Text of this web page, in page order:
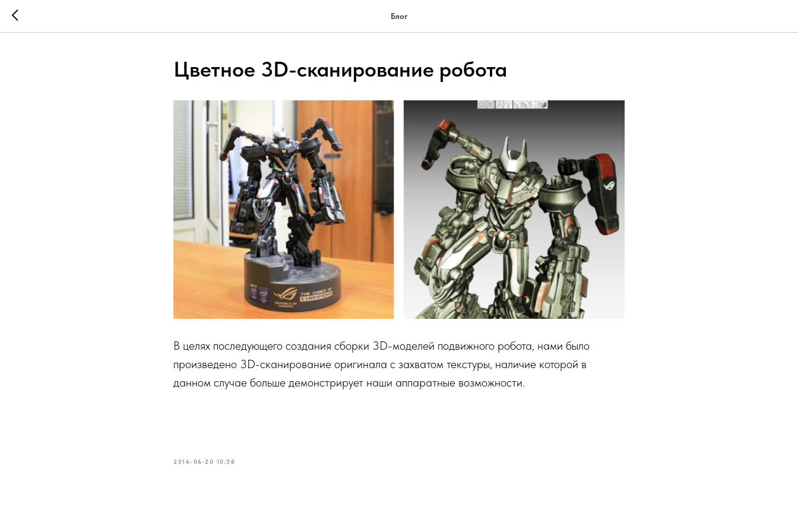
Блог
Цветное 3D-сканирование робота
В целях последующего создания сборки 3D-моделей подвижного робота, нами было
произведено 3D-сканирование оригинала с захватом текстуры, наличие которой в
данном случае больше демонстрирует наши аппаратные возможности.
2016-06-20 10:58